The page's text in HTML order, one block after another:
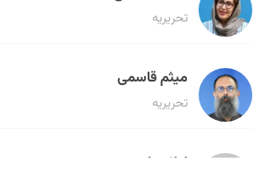
تحریریه
میثم قاسمی
تحریریه
لیلا حنارود